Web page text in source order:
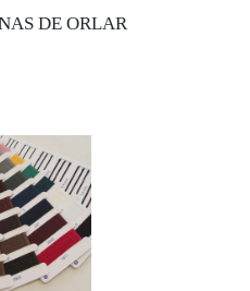
DE ORLAR